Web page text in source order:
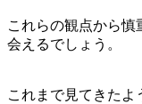
これらの観点から慎
会えるでしょう。
これまで見てきたよ